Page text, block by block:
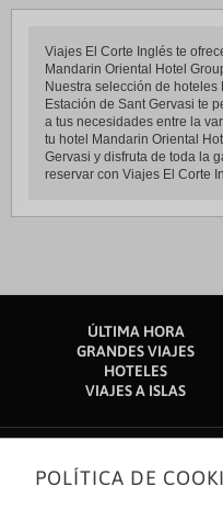
Viajes El Corte Inglés te
Mandarin Oriental Hotel
Nuestra selección de
Estación de Sant Gervasi te
a tus necesidades entre la
tu hotel Mandarin Oriental
Gervasi y disfruta de toda la
reservar con Viajes El Corte
ÚLTIMA HORA
GRANDES VIAJES
HOTELES
VIAJES A ISLAS
Sobre nosotros
POLÍTICA DE